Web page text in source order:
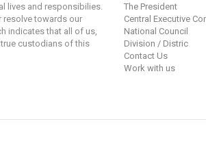
lives and responsibilies.
resolve towards our
indicates that all of us,
custodians of this
The President
Central Executive
National Council
Division / Distric
Contact Us
Work with us